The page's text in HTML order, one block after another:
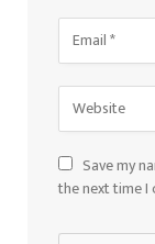
Save my
the next time I